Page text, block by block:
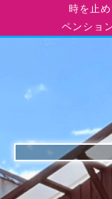
時を止
ペンショ